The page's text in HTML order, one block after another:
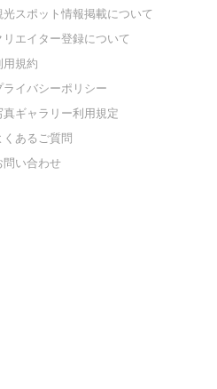
光スポット情報掲載について
リエイター登録について
用規約
ライバシーポリシー
真ギャラリー利用規定
くあるご質問
問い合わせ